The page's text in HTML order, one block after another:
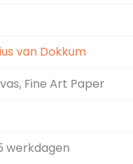
van Dokkum
Fine Art Paper
werkdagen